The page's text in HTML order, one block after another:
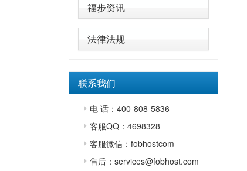
福步资讯
法律法规
联系我们
电 话：400-808-5836
客服QQ：4698328
客服微信：fobhostcom
售后：services@fobhost.com